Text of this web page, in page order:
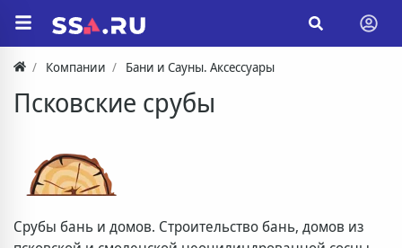
Компании Бани и Сауны. Аксессуары
Псковские срубы
Срубы бань и домов. Строительство бань, домов из